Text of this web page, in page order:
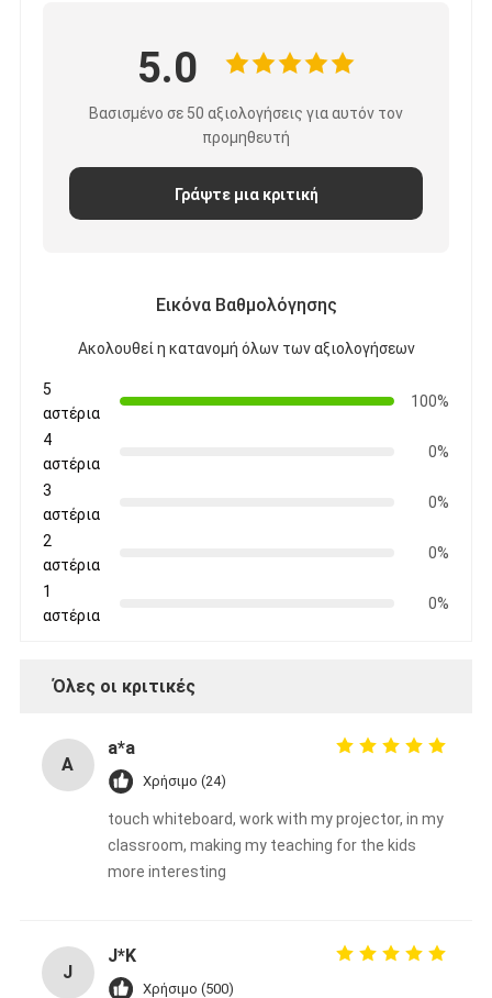
5.0
Βασισμένο σε 50 αξιολογήσεις για αυτόν τον
προμηθευτή
Γράψτε μια κριτική
Εικόνα Βαθμολόγησης
Ακολουθεί η κατανομή όλων των αξιολογήσεων
5
αστέρια
100%
4
αστέρια
0%
3
αστέρια
0%
2
αστέρια
0%
1
αστέρια
0%
Όλες οι κριτικές
A
a*a
Χρήσιμο (24)
touch whiteboard, work with my projector, in my
classroom, making my teaching for the kids
more interesting
J
J*K
Χρήσιμο (500)